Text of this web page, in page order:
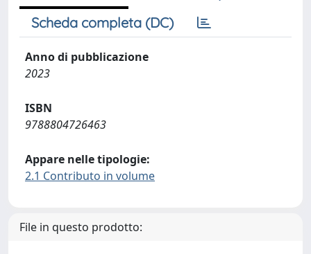
Scheda completa (DC)
Anno di pubblicazione
2023
ISBN
9788804726463
Appare nelle tipologie:
2.1 Contributo in volume
File in questo prodotto: